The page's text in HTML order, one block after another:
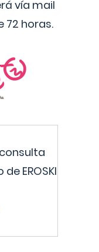
vía mail
72 horas.
EROSKI